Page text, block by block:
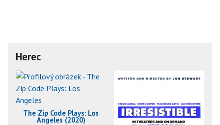
Herec
The Zip Code Plays: Los
Angeles (2020)